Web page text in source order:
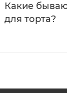
Какие
для торта?